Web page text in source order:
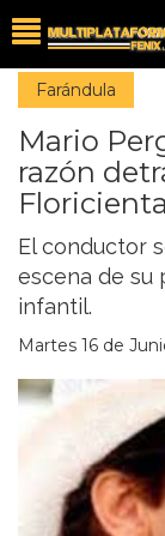
Farándula
Mario
razón
El conductor
escena de su
infantil.
Martes 16 de